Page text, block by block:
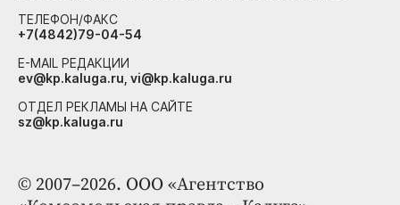
© 2007–2026. ООО «Агентство
ТЕЛЕФОН/ФАКС
+7(4842)79-04-54
E-MAIL РЕДАКЦИИ
ev@kp.kaluga.ru, vi@kp.kaluga.ru
ОТДЕЛ РЕКЛАМЫ НА САЙТЕ
sz@kp.kaluga.ru